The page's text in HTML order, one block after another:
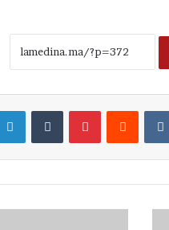
Linkedin